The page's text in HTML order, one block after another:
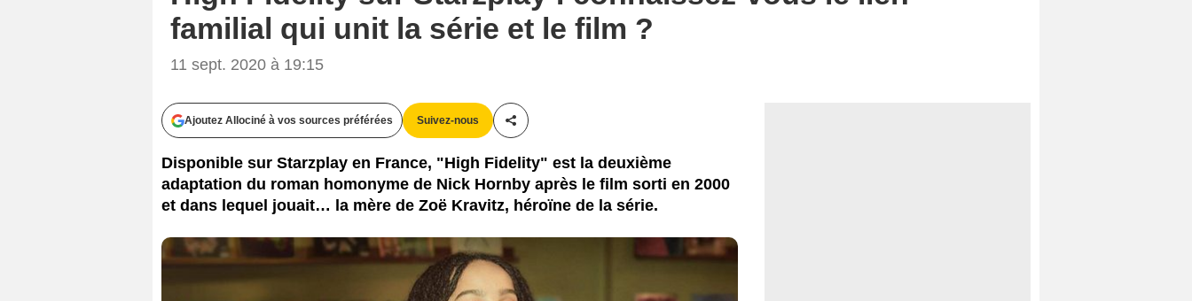
familial qui unit la série et le film ?
11 sept. 2020 à 19:15
Ajoutez Allociné à vos sources préférées Suivez-nous
Partager cet article
Disponible sur Starzplay en France, "High Fidelity" est la deuxième
adaptation du roman homonyme de Nick Hornby après le film sorti en 2000
et dans lequel jouait… la mère de Zoë Kravitz, héroïne de la série.